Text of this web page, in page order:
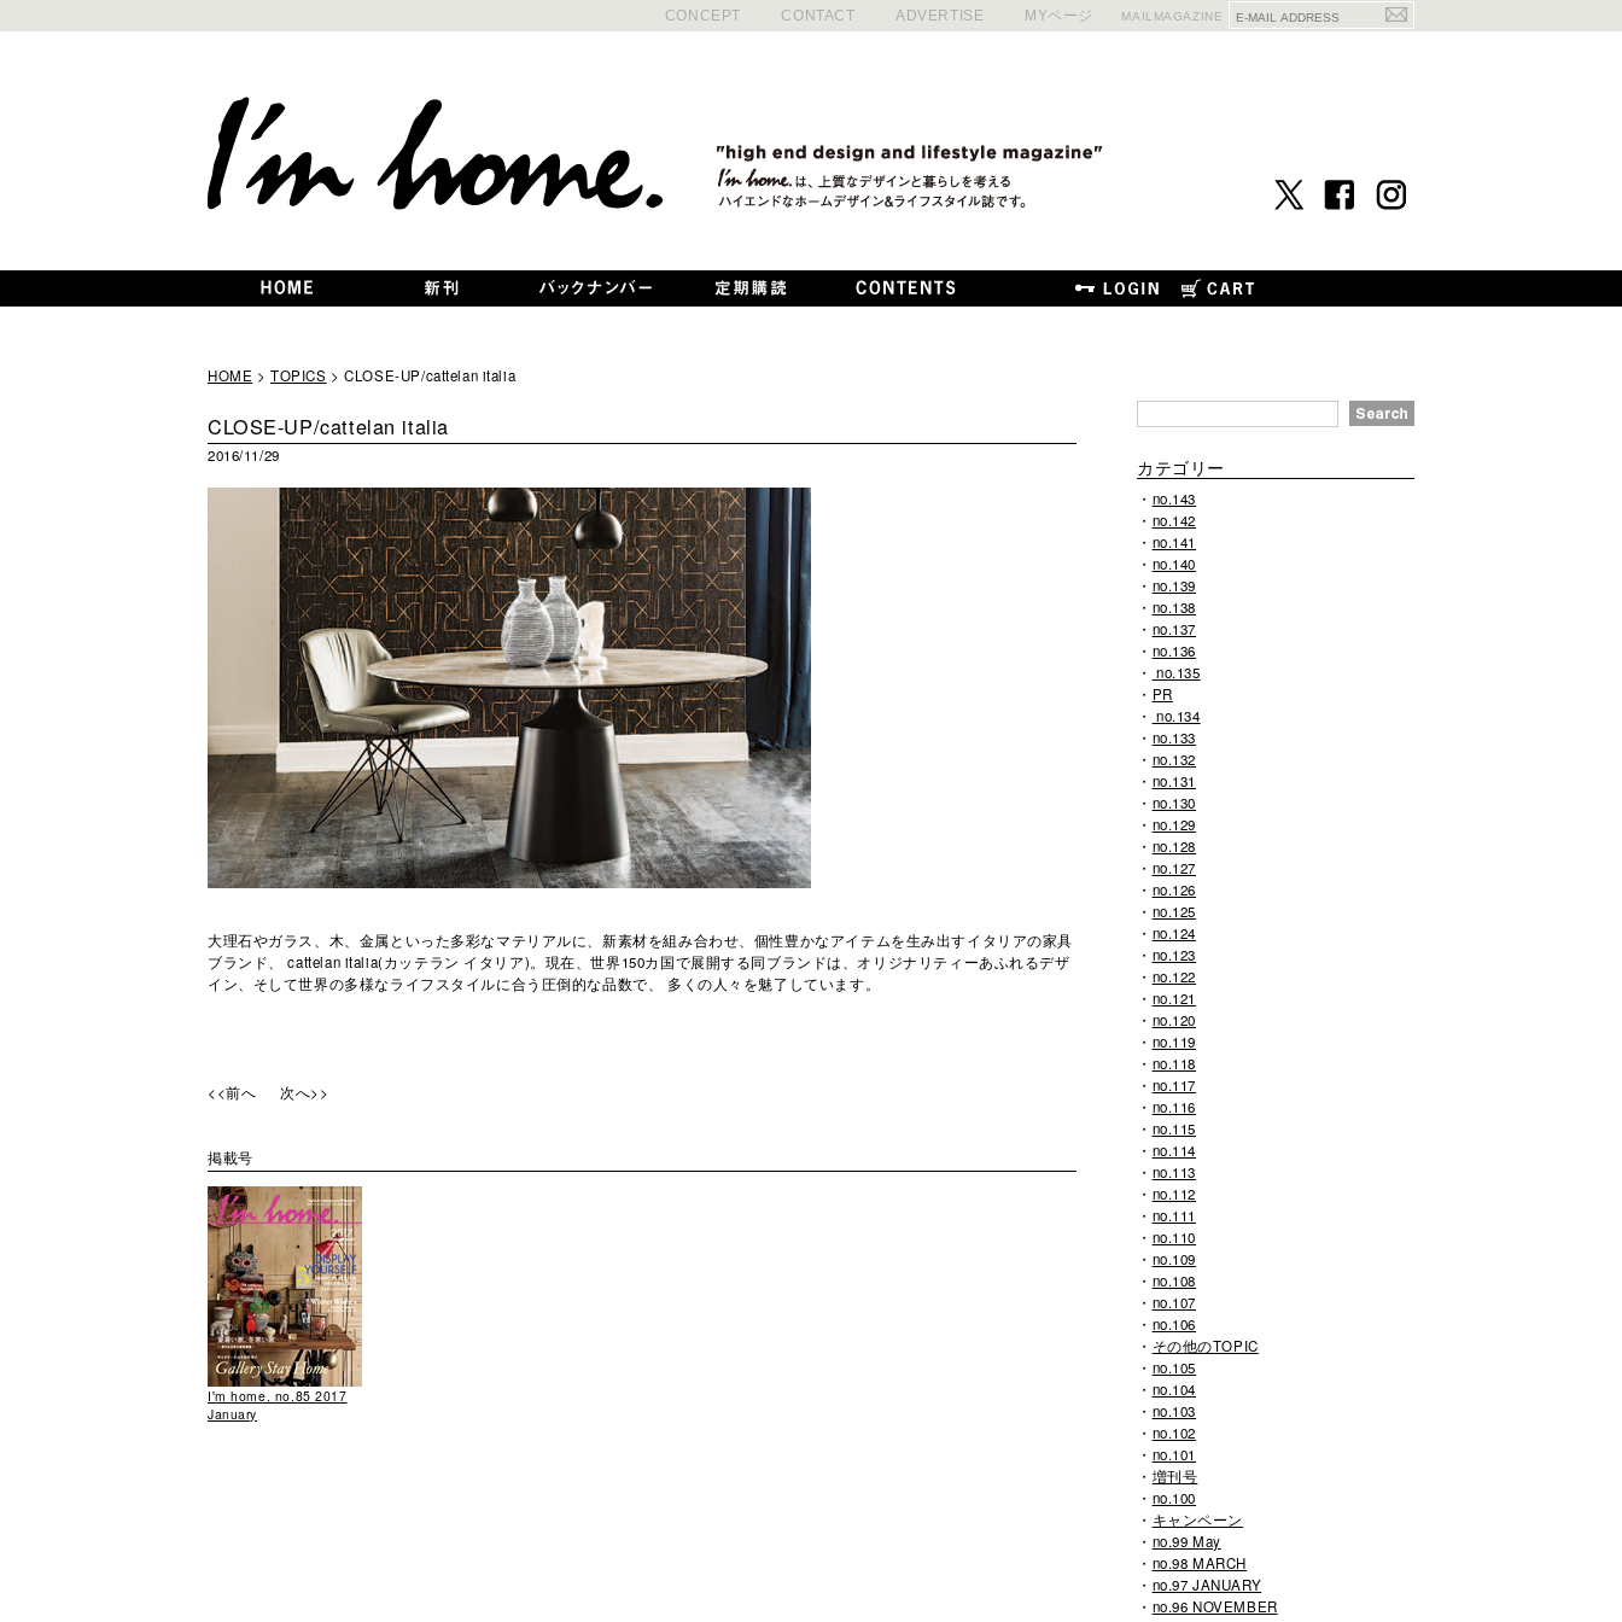
CONCEPT CONTACT ADVERTISE MYページ MAILMAGAZINE
HOME >TOPICS > CLOSE-UP/cattelan italia
CLOSE-UP/cattelan italia
2016/11/29
大理石やガラス、木、金属といった多彩なマテリアルに、新素材を組み合わせ、個性豊かなアイテムを生み出すイタリアの家具
ブランド、 cattelan italia(カッテラン イタリア)。現在、世界150カ国で展開する同ブランドは、オリジナリティーあふれるデザ
イン、そして世界の多様なライフスタイルに合う圧倒的な品数で、 多くの人々を魅了しています。
<<前へ 次へ>>
掲載号
I'm home. no.85 2017
January
カテゴリー
no.143
no.142
no.141
no.140
no.139
no.138
no.137
no.136
no.135
PR
no.134
no.133
no.132
no.131
no.130
no.129
no.128
no.127
no.126
no.125
no.124
no.123
no.122
no.121
no.120
no.119
no.118
no.117
no.116
no.115
no.114
no.113
no.112
no.111
no.110
no.109
no.108
no.107
no.106
その他のTOPIC
no.105
no.104
no.103
no.102
no.101
増刊号
no.100
キャンペーン
no.99 May
no.98 MARCH
no.97 JANUARY
no.96 NOVEMBER